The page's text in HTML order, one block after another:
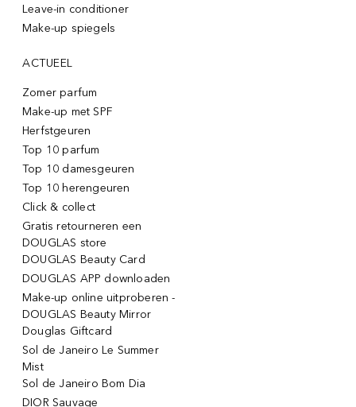
Leave-in conditioner
Make-up spiegels
ACTUEEL
Zomer parfum
Make-up met SPF
Herfstgeuren
Top 10 parfum
Top 10 damesgeuren
Top 10 herengeuren
Click & collect
Gratis retourneren een
DOUGLAS store
DOUGLAS Beauty Card
DOUGLAS APP downloaden
Make-up online uitproberen -
DOUGLAS Beauty Mirror
Douglas Giftcard
Sol de Janeiro Le Summer
Mist
Sol de Janeiro Bom Dia
DIOR Sauvage